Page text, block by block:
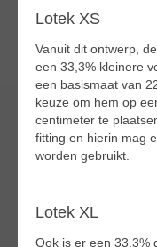
Lotek XS
Vanuit dit ontwerp,
een 33,3% kleinere
een basismaat van
keuze om hem op
centimeter te
fitting en hierin mag
worden gebruikt.
Lotek XL
Ook is er een 33,3%